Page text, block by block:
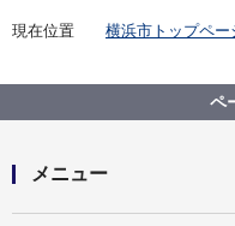
現在位置 横浜市トップペー
横浜武道館利用
する施設の対応状
ペ
メニュー